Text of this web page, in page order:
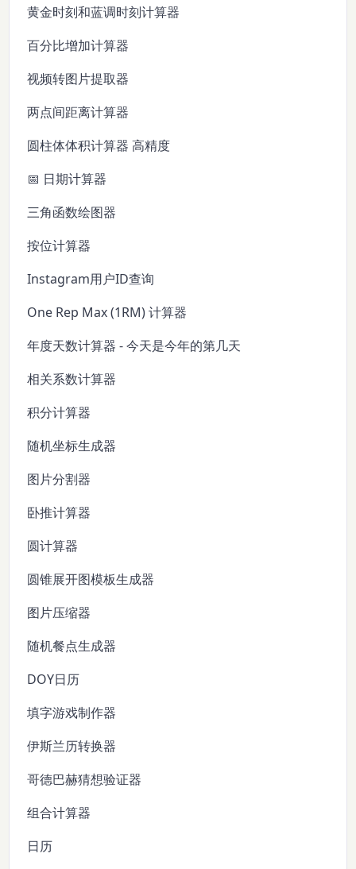
黄金时刻和蓝调时刻计算器
百分比增加计算器
视频转图片提取器
两点间距离计算器
圆柱体体积计算器 高精度
📅 日期计算器
三角函数绘图器
按位计算器
Instagram用户ID查询
One Rep Max (1RM) 计算器
年度天数计算器 - 今天是今年的第几天
相关系数计算器
积分计算器
随机坐标生成器
图片分割器
卧推计算器
圆计算器
圆锥展开图模板生成器
图片压缩器
随机餐点生成器
DOY日历
填字游戏制作器
伊斯兰历转换器
哥德巴赫猜想验证器
组合计算器
日历